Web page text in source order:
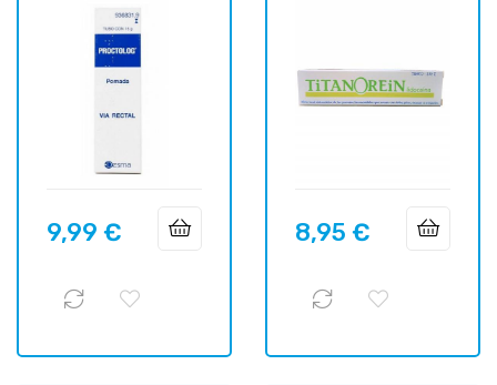
Prix
9,99 € Prix
8,95 €